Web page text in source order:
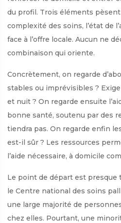
du profil. Trois éléments pèsent
complexité des soins, l’état de
face à l’offre locale. Aucun ne
combinaison qui oriente.
Concrètement, on regarde
stables ou imprévisibles ?
et nuit ? On regarde ensuite
bonne santé, soutenu par des
tiendra pas. On regarde enfin
est-il sûr ? Les ressources
l’aide nécessaire, à domicile
Le point de départ est presque
le Centre national des soins
une large majorité de
chez elles. Pourtant, une